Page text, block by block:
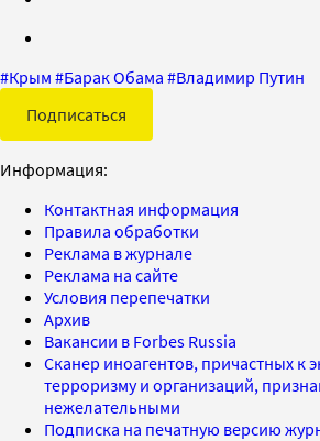
#Крым #Барак Обама #Владимир Путин
Подписаться
Информация:
Контактная информация
Правила обработки
Реклама в журнале
Реклама на сайте
Условия перепечатки
Архив
Вакансии в Forbes Russia
Сканер иноагентов, причастных к
терроризму и организаций,
нежелательными
Подписка на печатную версию